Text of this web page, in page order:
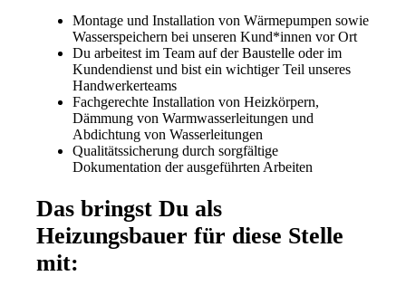
Montage und Installation von Wärmepumpen sowie
Wasserspeichern bei unseren Kund*innen vor Ort
Du arbeitest im Team auf der Baustelle oder im
Kundendienst und bist ein wichtiger Teil unseres
Handwerkerteams
Fachgerechte Installation von Heizkörpern,
Dämmung von Warmwasserleitungen und
Abdichtung von Wasserleitungen
Qualitätssicherung durch sorgfältige
Dokumentation der ausgeführten Arbeiten
Das bringst Du als
Heizungsbauer für diese Stelle
mit: